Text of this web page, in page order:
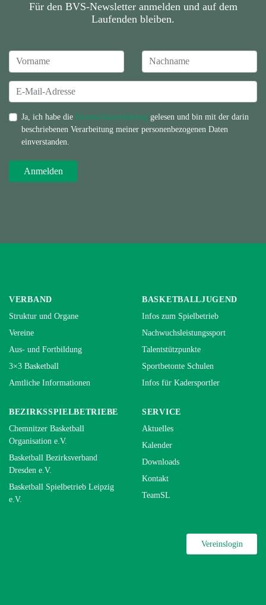
Für den BVS-Newsletter anmelden und auf dem
Laufenden bleiben.
Ja, ich habe die Datenschutzerklärung gelesen und bin mit der darin
beschriebenen Verarbeitung meiner personenbezogenen Daten
einverstanden.
VERBAND
Struktur und Organe
Vereine
Aus- und Fortbildung
3×3 Basketball
Amtliche Informationen
BASKETBALLJUGEND
Infos zum Spielbetrieb
Nachwuchsleistungssport
Talentstützpunkte
Sportbetonte Schulen
Infos für Kadersportler
BEZIRKSSPIELBETRIEBE
Chemnitzer Basketball
Organisation e.V.
Basketball Bezirksverband
Dresden e.V.
Basketball Spielbetrieb Leipzig
e.V.
SERVICE
Aktuelles
Kalender
Downloads
Kontakt
TeamSL
Vereinslogin